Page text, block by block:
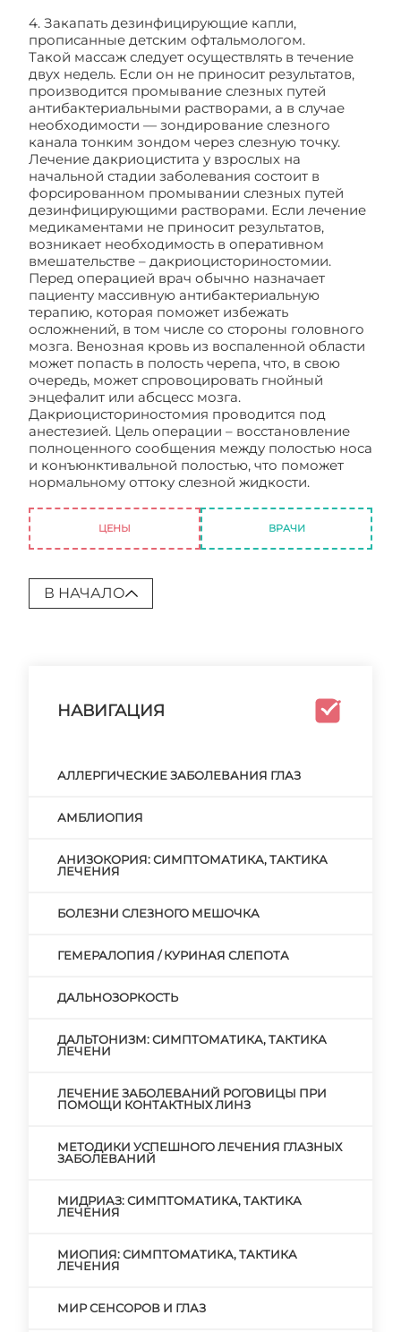
4. Закапать дезинфицирующие капли,
прописанные детским офтальмологом.
Такой массаж следует осуществлять в течение
двух недель. Если он не приносит результатов,
производится промывание слезных путей
антибактериальными растворами, а в случае
необходимости — зондирование слезного
канала тонким зондом через слезную точку.
Лечение дакриоцистита у взрослых на
начальной стадии заболевания состоит в
форсированном промывании слезных путей
дезинфицирующими растворами. Если лечение
медикаментами не приносит результатов,
возникает необходимость в оперативном
вмешательстве – дакриоцисториностомии.
Перед операцией врач обычно назначает
пациенту массивную антибактериальную
терапию, которая поможет избежать
осложнений, в том числе со стороны головного
мозга. Венозная кровь из воспаленной области
может попасть в полость черепа, что, в свою
очередь, может спровоцировать гнойный
энцефалит или абсцесс мозга.
Дакриоцисториностомия проводится под
анестезией. Цель операции – восстановление
полноценного сообщения между полостью носа
и конъюнктивальной полостью, что поможет
нормальному оттоку слезной жидкости.
ЦЕНЫ ВРАЧИ
В НАЧАЛО
НАВИГАЦИЯ
АЛЛЕРГИЧЕСКИЕ ЗАБОЛЕВАНИЯ ГЛАЗ
АМБЛИОПИЯ
АНИЗОКОРИЯ: СИМПТОМАТИКА, ТАКТИКА
ЛЕЧЕНИЯ
БОЛЕЗНИ СЛЕЗНОГО МЕШОЧКА
ГЕМЕРАЛОПИЯ / КУРИНАЯ СЛЕПОТА
ДАЛЬНОЗОРКОСТЬ
ДАЛЬТОНИЗМ: СИМПТОМАТИКА, ТАКТИКА
ЛЕЧЕНИ
ЛЕЧЕНИЕ ЗАБОЛЕВАНИЙ РОГОВИЦЫ ПРИ
ПОМОЩИ КОНТАКТНЫХ ЛИНЗ
МЕТОДИКИ УСПЕШНОГО ЛЕЧЕНИЯ ГЛАЗНЫХ
ЗАБОЛЕВАНИЙ
МИДРИАЗ: СИМПТОМАТИКА, ТАКТИКА
ЛЕЧЕНИЯ
МИОПИЯ: СИМПТОМАТИКА, ТАКТИКА
ЛЕЧЕНИЯ
МИР СЕНСОРОВ И ГЛАЗ